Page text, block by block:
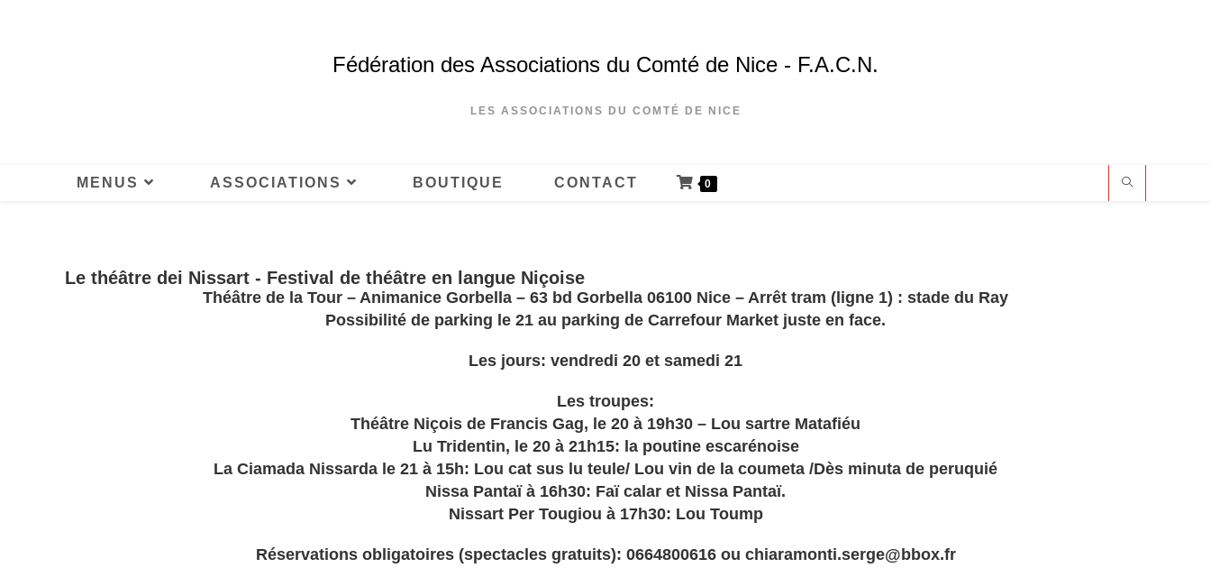
Fédération des Associations du Comté de Nice - F.A.C.N.
LES ASSOCIATIONS DU COMTÉ DE NICE
MENUS ASSOCIATIONS BOUTIQUE CONTACT 0
Le théâtre dei Nissart - Festival de théâtre en langue Niçoise
Théâtre de la Tour – Animanice Gorbella – 63 bd Gorbella 06100 Nice – Arrêt tram (ligne 1) : stade du Ray
Possibilité de parking le 21 au parking de Carrefour Market juste en face.
Les jours: vendredi 20 et samedi 21
Les troupes:
Théâtre Niçois de Francis Gag, le 20 à 19h30 – Lou sartre Matafiéu
Lu Tridentin, le 20 à 21h15: la poutine escarénoise
La Ciamada Nissarda le 21 à 15h: Lou cat sus lu teule/ Lou vin de la coumeta /Dès minuta de peruquié
Nissa Pantaï à 16h30: Faï calar et Nissa Pantaï.
Nissart Per Tougiou à 17h30: Lou Toump
Réservations obligatoires (spectacles gratuits): 0664800616 ou chiaramonti.serge@bbox.fr